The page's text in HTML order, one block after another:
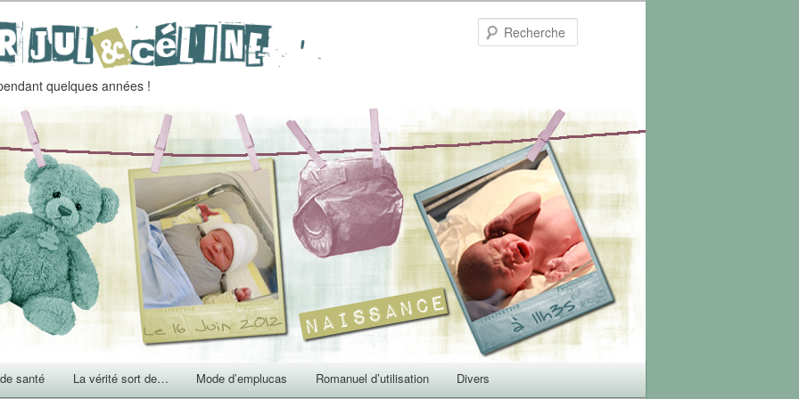
quelques années !
santé La vérité sort de… Mode d’emplucas Romanuel d’utilisation Divers